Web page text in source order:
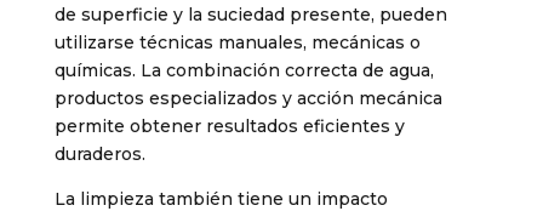
de superficie y la suciedad presente, pueden
utilizarse técnicas manuales, mecánicas o
químicas. La combinación correcta de agua,
productos especializados y acción mecánica
permite obtener resultados eficientes y
duraderos.
La limpieza también tiene un impacto